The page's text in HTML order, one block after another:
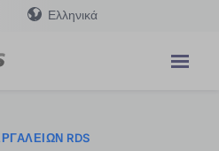
Ελληνικά
RDS